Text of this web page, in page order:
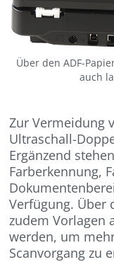
Über den ADF-
auch
Zur Vermeidung
Ultraschall-
Ergänzend
Farberkennung,
Verfügung. Über
zudem Vorlagen
werden, um
Scanvorgang zu